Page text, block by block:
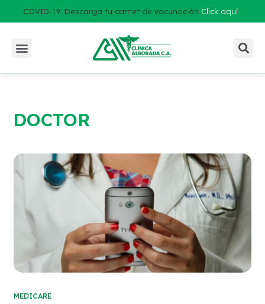
COVID-19: Descarga tu carnet de vacunación Click aquí .
DOCTOR
MEDICARE